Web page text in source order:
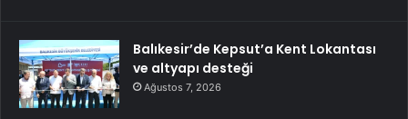
Balıkesir’de Kepsut’a Kent Lokantası
ve altyapı desteği
Ağustos 7, 2026